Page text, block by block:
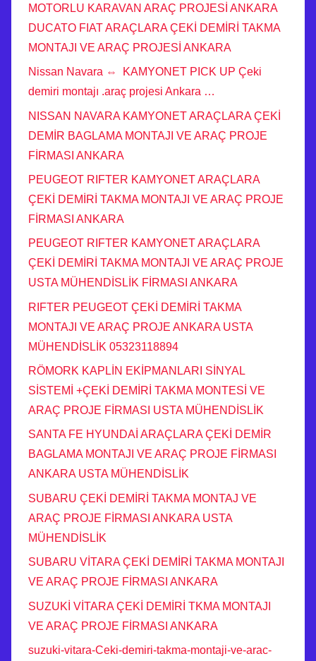
MOTORLU KARAVAN ARAÇ PROJESİ ANKARA
DUCATO FIAT ARAÇLARA ÇEKİ DEMİRİ TAKMA
MONTAJI VE ARAÇ PROJESİ ANKARA
Nissan Navara ⇔ KAMYONET PICK UP Çeki
demiri montajı .araç projesi Ankara …
NISSAN NAVARA KAMYONET ARAÇLARA ÇEKİ
DEMİR BAGLAMA MONTAJI VE ARAÇ PROJE
FİRMASI ANKARA
PEUGEOT RIFTER KAMYONET ARAÇLARA
ÇEKİ DEMİRİ TAKMA MONTAJI VE ARAÇ PROJE
FİRMASI ANKARA
PEUGEOT RIFTER KAMYONET ARAÇLARA
ÇEKİ DEMİRİ TAKMA MONTAJI VE ARAÇ PROJE
USTA MÜHENDİSLİK FİRMASI ANKARA
RIFTER PEUGEOT ÇEKİ DEMİRİ TAKMA
MONTAJI VE ARAÇ PROJE ANKARA USTA
MÜHENDİSLİK 05323118894
RÖMORK KAPLİN EKİPMANLARI SİNYAL
SİSTEMİ +ÇEKİ DEMİRİ TAKMA MONTESİ VE
ARAÇ PROJE FİRMASI USTA MÜHENDİSLİK
SANTA FE HYUNDAİ ARAÇLARA ÇEKİ DEMİR
BAGLAMA MONTAJI VE ARAÇ PROJE FİRMASI
ANKARA USTA MÜHENDİSLİK
SUBARU ÇEKİ DEMİRİ TAKMA MONTAJ VE
ARAÇ PROJE FİRMASI ANKARA USTA
MÜHENDİSLİK
SUBARU VİTARA ÇEKİ DEMİRİ TAKMA MONTAJI
VE ARAÇ PROJE FİRMASI ANKARA
SUZUKİ VİTARA ÇEKİ DEMİRİ TKMA MONTAJI
VE ARAÇ PROJE FİRMASI ANKARA
suzuki-vitara-Ceki-demiri-takma-montaji-ve-arac-